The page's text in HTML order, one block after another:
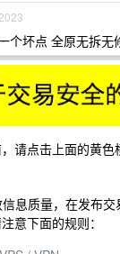
个坏点 全原无拆无
请点击上面的黄
息质量，在发布
意下面的规则：